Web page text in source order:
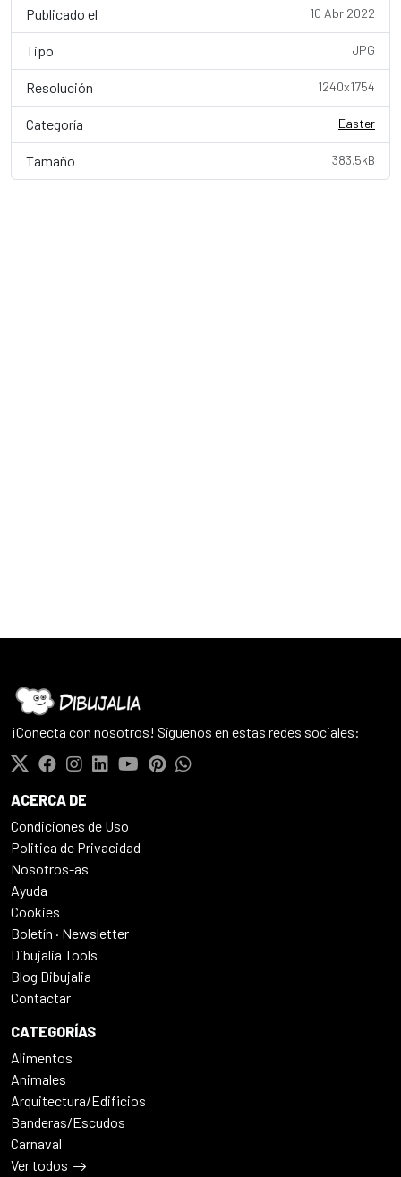
Publicado el 10 Abr 2022
Tipo JPG
Resolución 1240x1754
Categoría Easter
Tamaño 383.5kB
¡Conecta con nosotros! Síguenos en estas redes sociales:
ACERCA DE
Condiciones de Uso
Politica de Privacidad
Nosotros-as
Ayuda
Cookies
Boletín · Newsletter
Dibujalia Tools
Blog Dibujalia
Contactar
CATEGORÍAS
Alimentos
Animales
Arquitectura/Edificios
Banderas/Escudos
Carnaval
Ver todos